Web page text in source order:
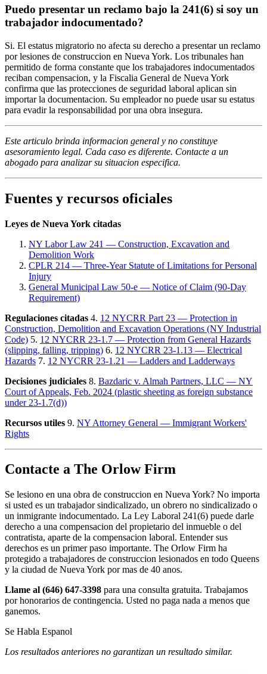
Puedo presentar un reclamo bajo la 241(6) si soy un
trabajador indocumentado?
Si. El estatus migratorio no afecta su derecho a presentar un reclamo
por lesiones de construccion en Nueva York. Los tribunales han
permitido de forma constante que los trabajadores indocumentados
reciban compensacion, y la Fiscalia General de Nueva York
confirma que las protecciones de seguridad laboral aplican sin
importar la documentacion. Su empleador no puede usar su estatus
para evadir la responsabilidad por una obra insegura.
Este articulo brinda informacion general y no constituye
asesoramiento legal. Cada caso es diferente. Contacte a un
abogado para analizar su situacion especifica.
Fuentes y recursos oficiales
Leyes de Nueva York citadas
NY Labor Law 241 — Construction, Excavation and
Demolition Work
CPLR 214 — Three-Year Statute of Limitations for Personal
Injury
General Municipal Law 50-e — Notice of Claim (90-Day
Requirement)
Regulaciones citadas 4. 12 NYCRR Part 23 — Protection in
Construction, Demolition and Excavation Operations (NY Industrial
Code) 5. 12 NYCRR 23-1.7 — Protection from General Hazards
(slipping, falling, tripping) 6. 12 NYCRR 23-1.13 — Electrical
Hazards 7. 12 NYCRR 23-1.21 — Ladders and Ladderways
Decisiones judiciales 8. Bazdaric v. Almah Partners, LLC — NY
Court of Appeals, Feb. 2024 (plastic sheeting as foreign substance
under 23-1.7(d))
Recursos utiles 9. NY Attorney General — Immigrant Workers'
Rights
Contacte a The Orlow Firm
Se lesiono en una obra de construccion en Nueva York? No importa
si usted es un trabajador sindicalizado, un obrero no sindicalizado o
un inmigrante indocumentado. La Ley Laboral 241(6) puede darle
derecho a una compensacion del propietario del inmueble o del
contratista, aparte de la compensacion laboral. Entender sus
derechos es un primer paso importante. The Orlow Firm ha
protegido a trabajadores de construccion lesionados en todo Queens
y la ciudad de Nueva York por mas de 40 anos.
Llame al (646) 647-3398 para una consulta gratuita. Trabajamos
por honorarios de contingencia. Usted no paga nada a menos que
ganemos.
Se Habla Espanol
Los resultados anteriores no garantizan un resultado similar.